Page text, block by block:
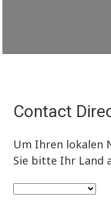
Contact
Um Ihren lokalen
Sie bitte Ihr Land